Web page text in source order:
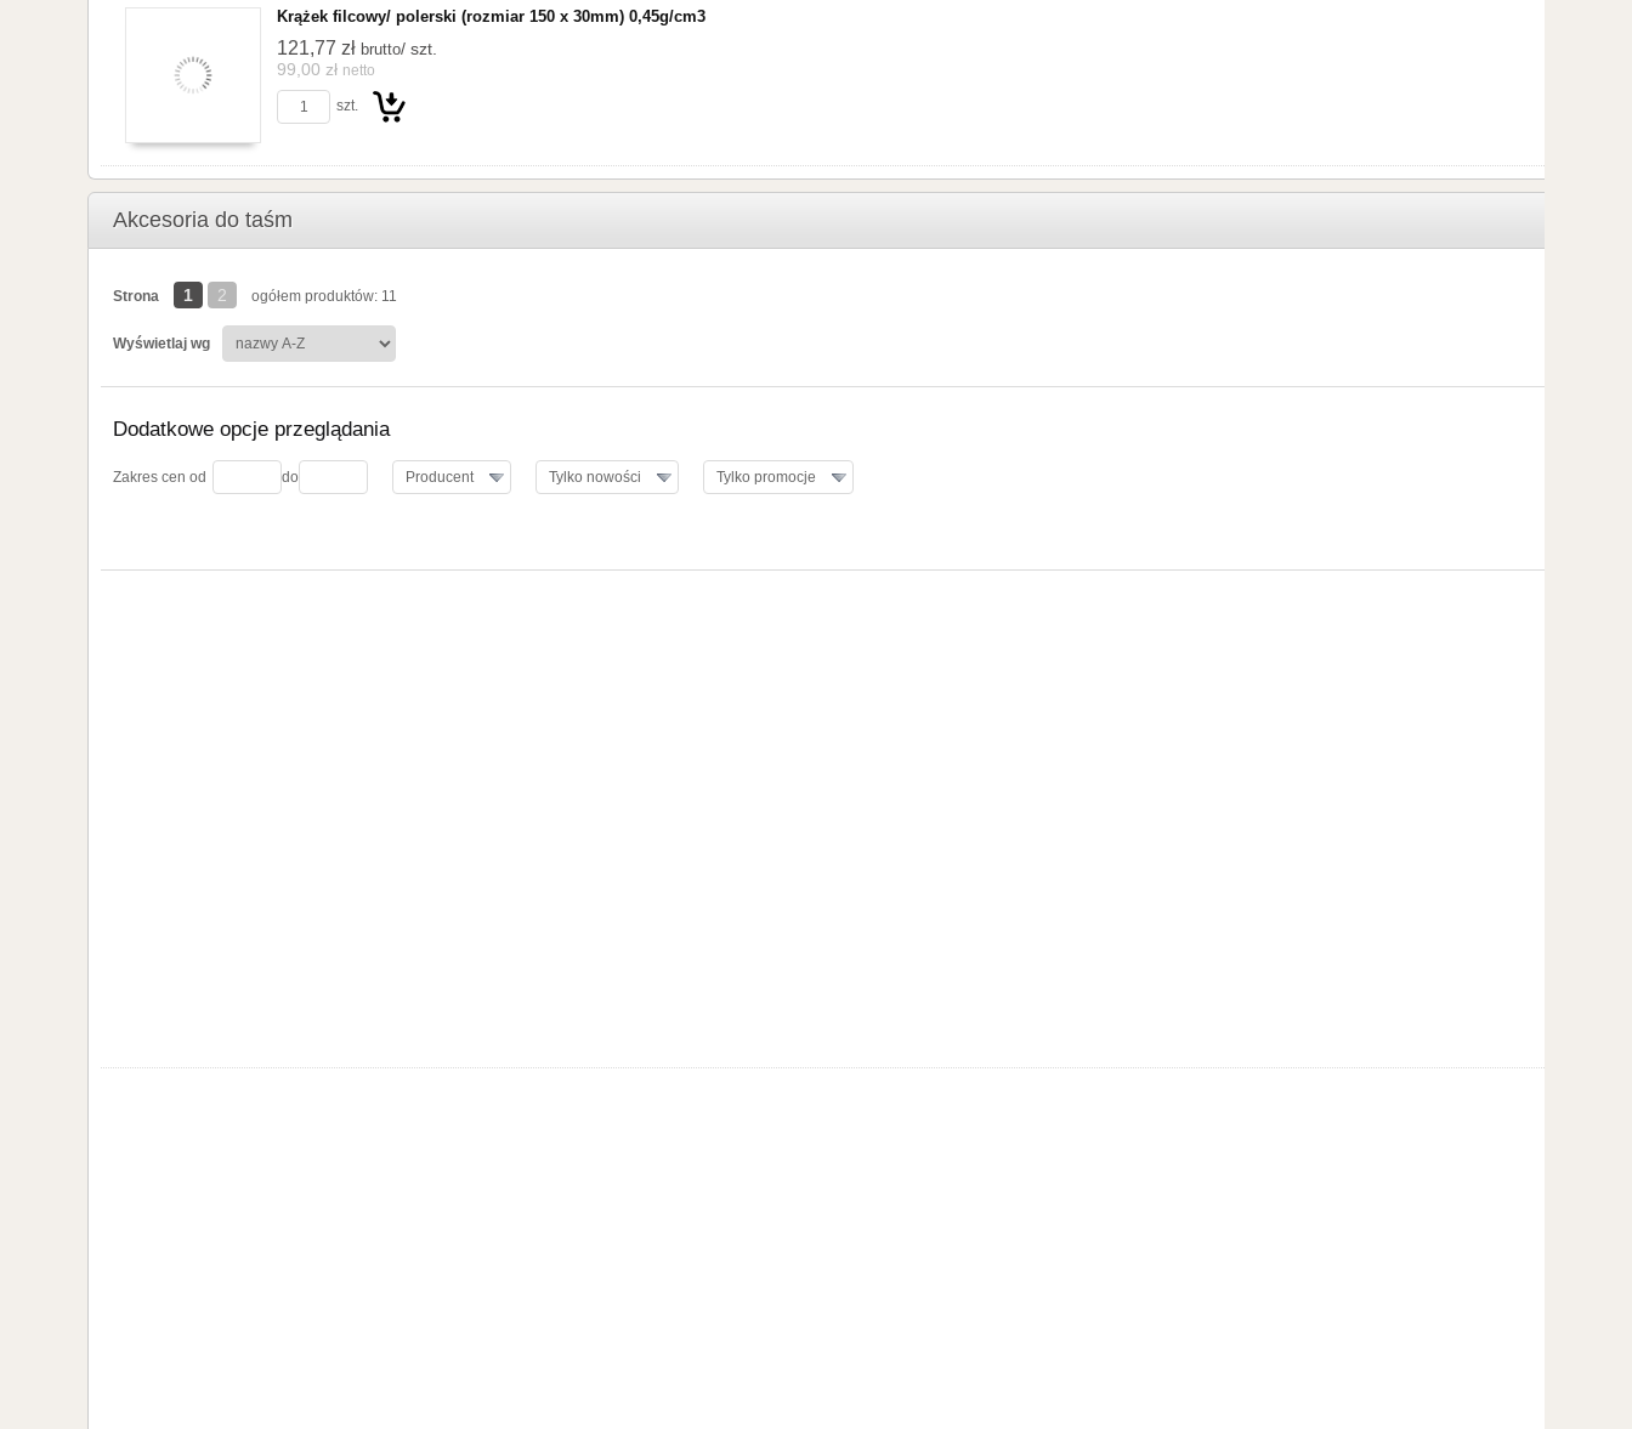
Krążek filcowy/ polerski (rozmiar 150 x 30mm) 0,45g/cm3
121,77 zł brutto/ szt.
99,00 zł netto
szt.
Akcesoria do taśm
Strona 1 2 ogółem produktów: 11
Wyświetlaj wg
Dodatkowe opcje przeglądania
Zakres cen od do Producent Tylko nowości Tylko promocje